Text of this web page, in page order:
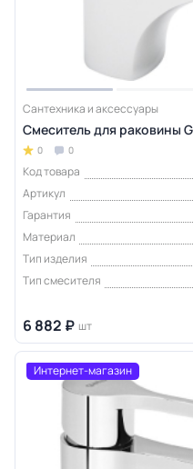
Сантехника и аксессуары
Смеситель для раковины
0 0
Код товара
Артикул
Гарантия
Материал
Тип изделия
Тип смесителя
6 882 ₽ шт
Интернет-магазин